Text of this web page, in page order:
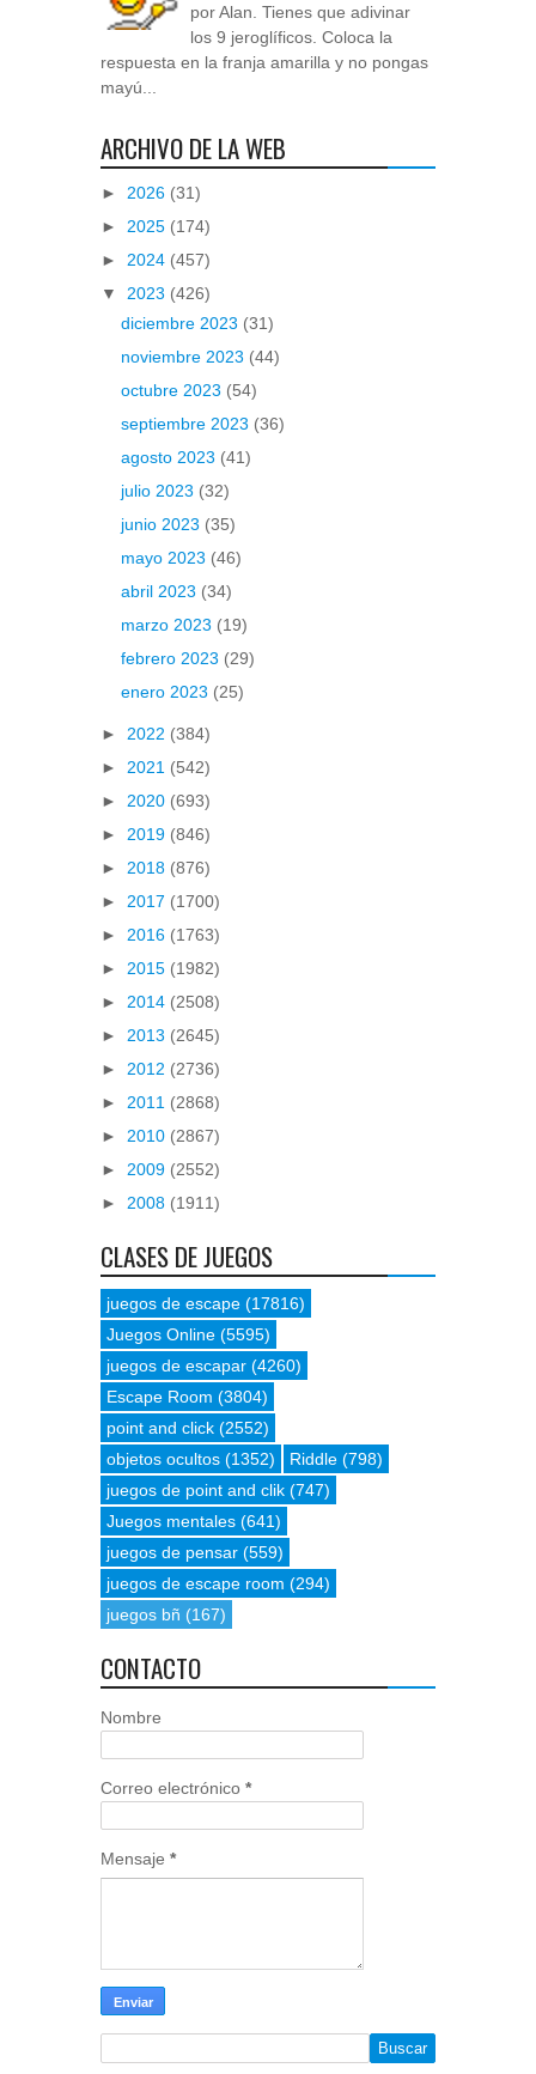
por Alan. Tienes que adivinar
los 9 jeroglíficos. Coloca la
respuesta en la franja amarilla y no pongas
mayú...
ARCHIVO DE LA WEB
► 2026 (31)
► 2025 (174)
► 2024 (457)
▼ 2023 (426)
diciembre 2023 (31)
noviembre 2023 (44)
octubre 2023 (54)
septiembre 2023 (36)
agosto 2023 (41)
julio 2023 (32)
junio 2023 (35)
mayo 2023 (46)
abril 2023 (34)
marzo 2023 (19)
febrero 2023 (29)
enero 2023 (25)
► 2022 (384)
► 2021 (542)
► 2020 (693)
► 2019 (846)
► 2018 (876)
► 2017 (1700)
► 2016 (1763)
► 2015 (1982)
► 2014 (2508)
► 2013 (2645)
► 2012 (2736)
► 2011 (2868)
► 2010 (2867)
► 2009 (2552)
► 2008 (1911)
CLASES DE JUEGOS
juegos de escape (17816)
Juegos Online (5595)
juegos de escapar (4260)
Escape Room (3804)
point and click (2552)
objetos ocultos (1352) Riddle (798)
juegos de point and clik (747)
Juegos mentales (641)
juegos de pensar (559)
juegos de escape room (294)
juegos bñ (167)
CONTACTO
Nombre
Correo electrónico *
Mensaje *